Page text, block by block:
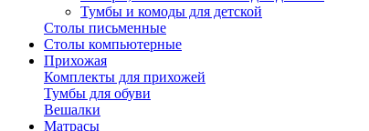
Тумбы и комоды для детской
Столы письменные
Столы компьютерные
Прихожая
Комплекты для прихожей
Тумбы для обуви
Вешалки
Матрасы